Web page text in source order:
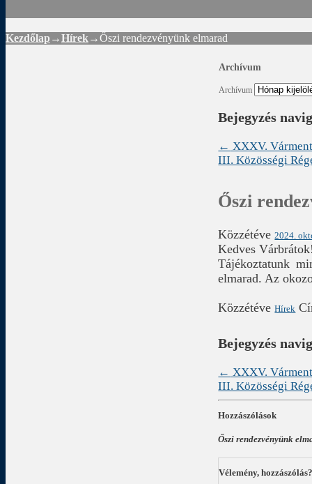
Kezdőlap →Hírek →Őszi rendezvényünk elmarad
Archívum
Archívum
Bejegyzés
← XXXV.
III. Közösségi
Őszi
Közzétéve2024.
Kedves Várbrátok!
Tájékoztatunk
elmarad. Az
Közzétéve Hírek
Bejegyzés
← XXXV.
III. Közösségi
Hozzászólások
Őszi rendezvényünk
Vélemény, hozzászólás?